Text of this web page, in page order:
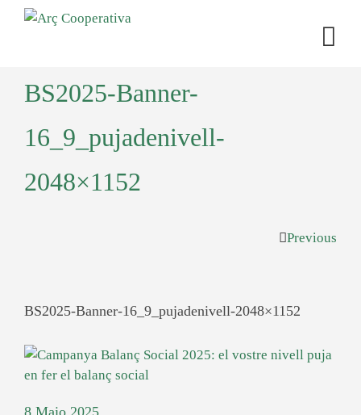
BS2025-Banner-
16_9_pujadenivell-
2048×1152
Previous
BS2025-Banner-16_9_pujadenivell-2048×1152
8 Maio 2025